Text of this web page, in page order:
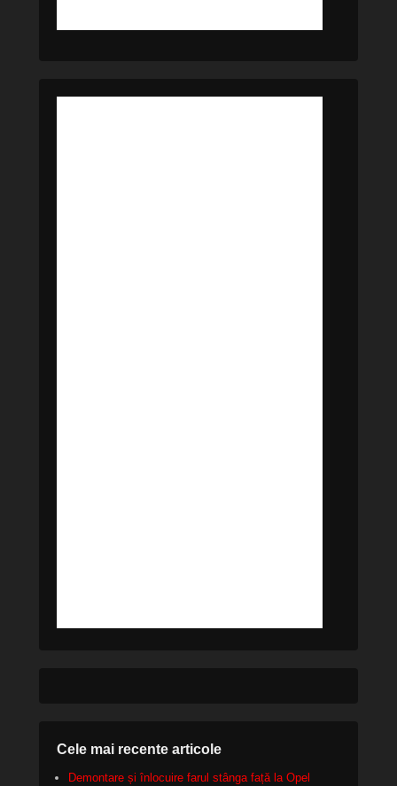
Cele mai recente articole
Demontare și înlocuire farul stânga față la Opel